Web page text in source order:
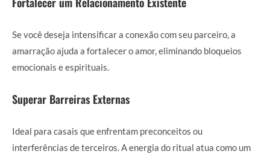
Se você deseja intensificar a conexão com seu parceiro, a
amarração ajuda a fortalecer o amor, eliminando bloqueios
emocionais e espirituais.
Superar Barreiras Externas
Ideal para casais que enfrentam preconceitos ou
interferências de terceiros. A energia do ritual atua como um